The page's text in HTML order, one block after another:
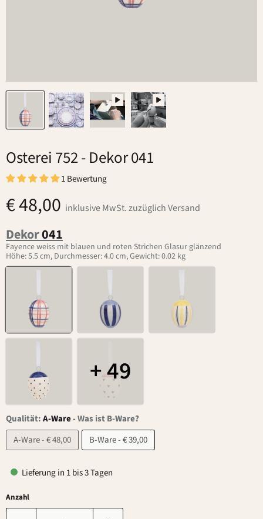
Osterei 752- Dekor 041
1 Bewertung
€ 48,00 inklusive MwSt. zuzüglich Versand
Dekor041
Fayence weiss mit blauen und roten Strichen Glasur glänzend
Höhe: 5.5 cm, Durchmesser: 4.0 cm, Gewicht: 0.02 kg
+ 49
Qualität:A-Ware-Was ist B-Ware?
A-Ware - € 48,00
B-Ware - € 39,00
Lieferung in 1 bis 3 Tagen
Anzahl